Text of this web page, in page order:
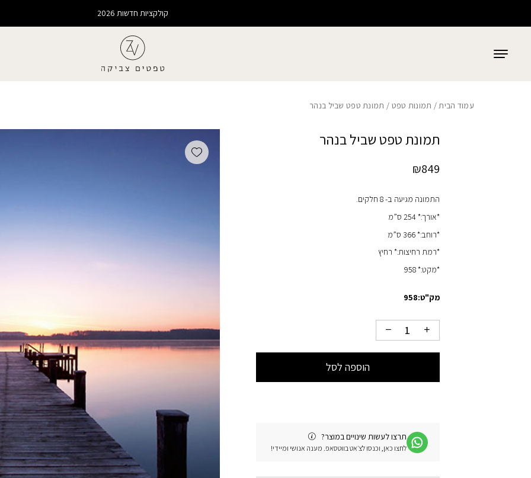
קולקציות חדשות 2026
עמוד הבית/ תמונות טפט / תמונת טפט שביל בנהר
תמונת טפט שביל בנהר
₪849
התמונה מגיעה ב- 8 חלקים.
*אורך:* 254 ס”מ
*רוחב:* 366 ס”מ
*רמת רחיצות:* רחיץ
*מקט:* 958
מק"ט:958
הוספה לסל
תרצו לעשות שינויים במוצר?
לחצו כאן, וכנסו לצ׳אט בווטסאפ. מענה אנושי ומיידי!
Add wishlist